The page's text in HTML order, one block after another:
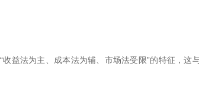
益法为主、成本法为辅、市场法受限”的特征，这